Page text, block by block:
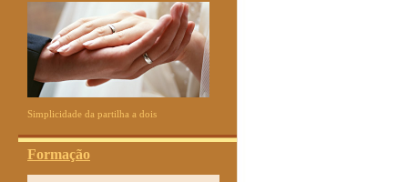
Simplicidade da partilha a dois
Formação